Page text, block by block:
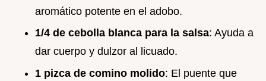
aromático potente en el adobo.
1/4 de cebolla blanca para la salsa: Ayuda a
dar cuerpo y dulzor al licuado.
1 pizca de comino molido: El puente que